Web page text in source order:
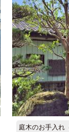
庭木のお手入れ